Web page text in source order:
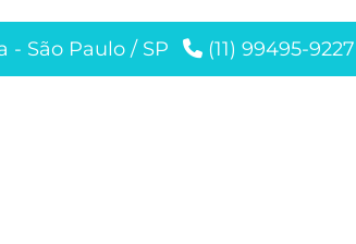
- São Paulo / SP (11) 99495-9227